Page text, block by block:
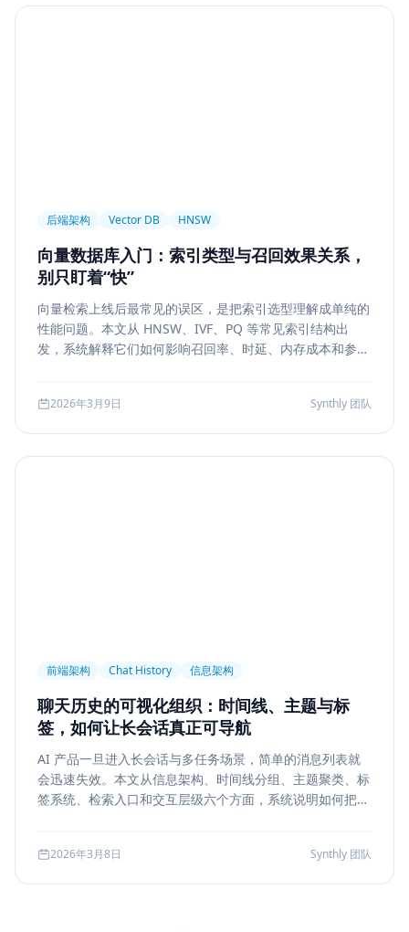
后端架构 Vector DB HNSW
向量数据库入门：索引类型与召回效果关系，
别只盯着“快”
向量检索上线后最常见的误区，是把索引选型理解成单纯的
性能问题。本文从 HNSW、IVF、PQ 等常见索引结构出
发，系统解释它们如何影响召回率、时延、内存成本和参数
2026年3月9日 Synthly 团队
前端架构 Chat History 信息架构
聊天历史的可视化组织：时间线、主题与标
签，如何让长会话真正可导航
AI 产品一旦进入长会话与多任务场景，简单的消息列表就
会迅速失效。本文从信息架构、时间线分组、主题聚类、标
签系统、检索入口和交互层级六个方面，系统说明如何把聊
2026年3月8日 Synthly 团队